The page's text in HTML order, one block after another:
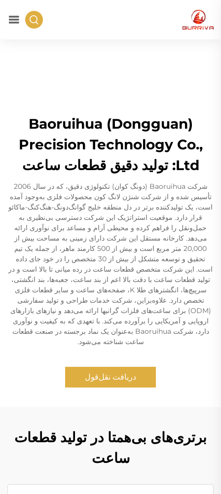
Baoruihua (Dongguan)
Precision Technology Co.,
Ltd: تولید دقیق قطعات ساعت
شرکت Baoruihua (دونگ کوان) تکنولوژی دقیق، که در سال 2006
تأسیس شده و از شرکت شنژن لانگ کون محصولات فلزی به‌وجود آمده
است، یک تولیدکننده برتر در دل منطقه خلیج گوانگ‌دونگ-هنگ‌کنگ-ماکائو
قرار دارد. موقعیت استراتژیک این شرکت دسترسی بی‌نظیری به
حمل‌ونقل را فراهم کرده و محیطی آرام و مساعد برای نوآوری ارائه
می‌دهد. کارخانه مستقل این شرکت دارای زمینی به مساحت بیش از
20,000 متر مربع است و بیش از 500 کارمند ماهر، از جمله یک تیم
تحقیق و توسعه متشکل از بیش از 30 متخصص را در خود جای داده
است. این شرکت متخصص قطعات ساعت در رده میانی تا بالا است و در
تولید قطعات ساعت با دقت بالا اعم از بند ساعت، جعبه‌ها، بند انگشتی،
سرپیچ‌ها، انگشترهای طلا K، صفحه‌های ساعت و سایر قطعات فلزی
تخصص دارد. علاوه‌براین، شرکت خدمات طراحی و تولید سفارشی
(ODM) برای ساعت‌های فلزات گرانبها ارائه می‌دهد و نیازهای بازارهای
اروپایی و آمریکایی را برآورده می‌کند. با تعهدی که به کیفیت و نوآوری
دارد، شرکت Baoruihua به‌عنوان یک نماد برجسته در صنعت قطعات
ساعت شناخته می‌شود.
دریافت نقل‌قول
برتری‌های بی‌همتا در تولید قطعات
ساعت